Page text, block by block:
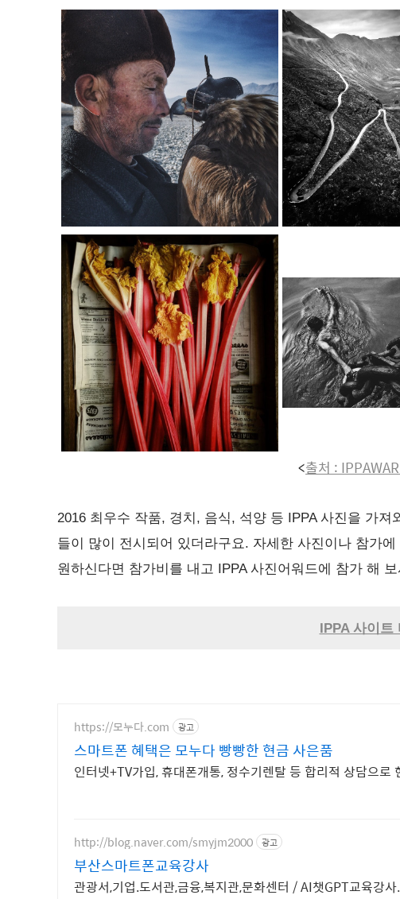
<출처 :
2016 최우수 작품, 경치, 음식, 석양 등 IPPA 사진을 가
들이 많이 전시되어 있더라구요. 자세한 사진이나 참가
원하신다면 참가비를 내고 IPPA 사진어워드에 참가 해
IPPA 사이트
https://모누다.com 광고
스마트폰 혜택은 모누다 빵빵한 현금 사은품
인터넷+TV가입, 휴대폰개통, 정수기렌탈 등 합리적 상담으로
http://blog.naver.com/smyjm2000 광고
부산스마트폰교육강사
관광서,기업.도서관,금융,복지관,문화센터 / AI챗GPT교육강